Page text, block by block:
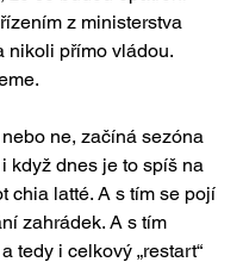
z ministerstva
nikoli přímo vládou.
ne, začíná sezóna
když dnes je to spíš na
chia latté. A s tím se pojí
zahrádek. A s tím
tedy i celkový „restart“